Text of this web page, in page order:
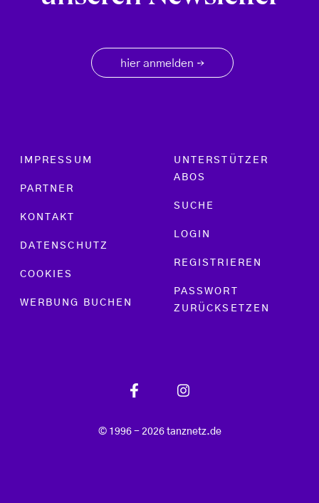
hier anmelden →
Footer menu
IMPRESSUM
PARTNER
KONTAKT
DATENSCHUTZ
COOKIES
WERBUNG BUCHEN
UNTERSTÜTZER
ABOS
SUCHE
LOGIN
REGISTRIEREN
PASSWORT
ZURÜCKSETZEN
© 1996 - 2026 tanznetz.de